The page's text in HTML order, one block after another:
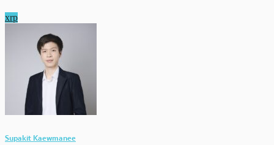
xrp
Supakit Kaewmanee